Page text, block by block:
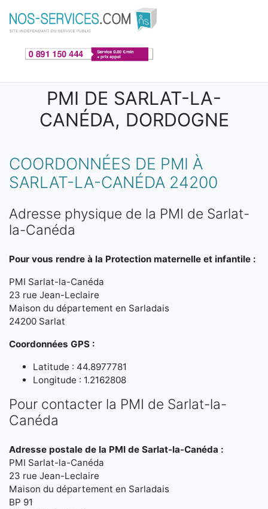
Aller au contenu principal
PMI DE SARLAT-LA-
CANÉDA, DORDOGNE
COORDONNÉES DE PMI À
SARLAT-LA-CANÉDA 24200
Adresse physique de la PMI de Sarlat-
la-Canéda
Pour vous rendre à la Protection maternelle et infantile :
PMI Sarlat-la-Canéda
23 rue Jean-Leclaire
Maison du département en Sarladais
24200 Sarlat
Coordonnées GPS :
Latitude : 44.8977781
Longitude : 1.2162808
Pour contacter la PMI de Sarlat-la-
Canéda
Adresse postale de la PMI de Sarlat-la-Canéda :
PMI Sarlat-la-Canéda
23 rue Jean-Leclaire
Maison du département en Sarladais
BP 91